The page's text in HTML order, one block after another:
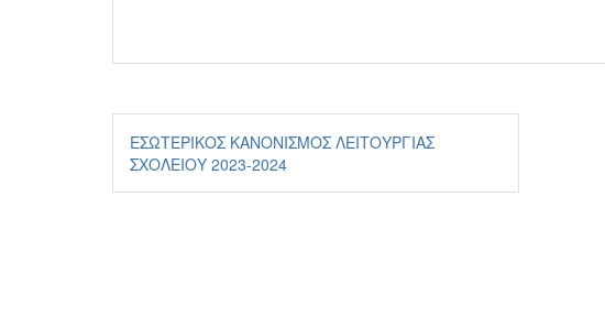
Πλοήγηση
άρθρων
ΕΣΩΤΕΡΙΚΟΣ ΚΑΝΟΝΙΣΜΟΣ ΛΕΙΤΟΥΡΓΙΑΣ
ΣΧΟΛΕΙΟΥ 2023-2024